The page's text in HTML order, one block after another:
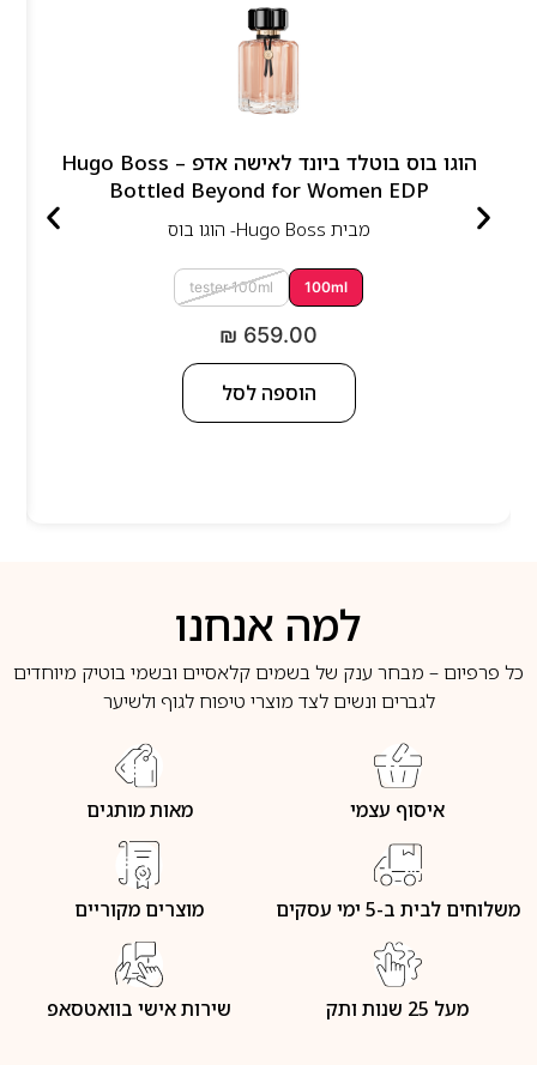
הוגו בוס בוטלד ביונד לאישה אדפ – Hugo Boss
Bottled Beyond for Women EDP
מבית Hugo Boss- הוגו בוס
100ml
tester 100ml
₪ 659.00
הוספה לסל
למה אנחנו
כל פרפיום – מבחר ענק של בשמים קלאסיים ובשמי בוטיק מיוחדים
לגברים ונשים לצד מוצרי טיפוח לגוף ולשיער
איסוף עצמי מאות מותגים
משלוחים לבית ב-5 ימי עסקים מוצרים מקוריים
מעל 25 שנות ותק שירות אישי בוואטסאפ